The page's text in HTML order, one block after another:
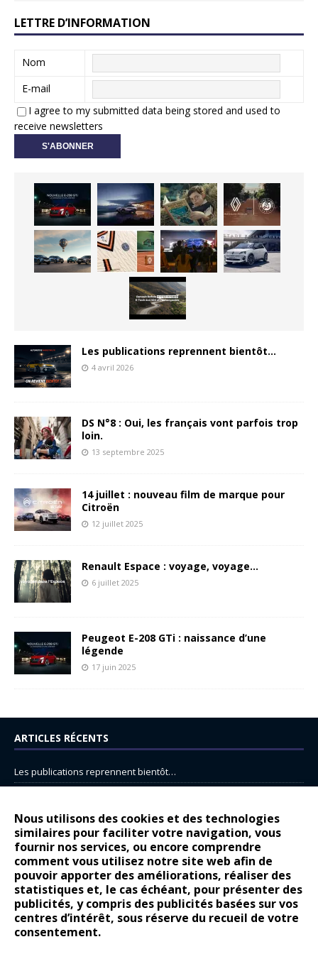
Nous utilisons des cookies et des technologies
similaires pour faciliter votre navigation, vous
fournir nos services, ou encore comprendre
comment vous utilisez notre site web afin de
pouvoir apporter des améliorations, réaliser des
statistiques et, le cas échéant, pour présenter des
publicités, y compris des publicités basées sur vos
centres d’intérêt, sous réserve du recueil de votre
consentement.
LETTRE D’INFORMATION
Nom
E-mail
I agree to my submitted data being stored and used to
receive newsletters
Les publications reprennent bientôt…
4 avril 2026
DS N°8 : Oui, les français vont parfois trop
loin.
13 septembre 2025
14 juillet : nouveau film de marque pour
Citroën
12 juillet 2025
Renault Espace : voyage, voyage…
6 juillet 2025
Peugeot E-208 GTi : naissance d’une
légende
17 juin 2025
ARTICLES RÉCENTS
Les publications reprennent bientôt…
14 juillet : nouveau film de marque pour Citroën
Renault Espace : voyage, voyage…
Peugeot E-208 GTi : naissance d’une légende
COMMENTAIRES RÉCENTS
Bernard DardartdansDacia Sandero : pour les gens vrais